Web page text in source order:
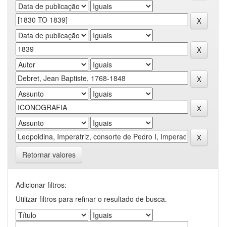
Retornar valores
Adicionar filtros:
Utilizar filtros para refinar o resultado de busca.